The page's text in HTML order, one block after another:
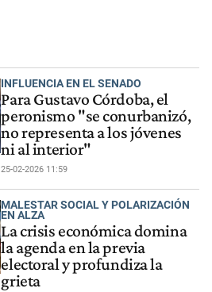
INFLUENCIA EN EL SENADO
Para Gustavo Córdoba, el
peronismo "se conurbanizó,
no representa a los jóvenes
ni al interior"
25-02-2026 11:59
MALESTAR SOCIAL Y POLARIZACIÓN
EN ALZA
La crisis económica domina
la agenda en la previa
electoral y profundiza la
grieta